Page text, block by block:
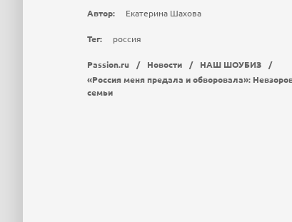
Автор: Екатерина Шахова
Тег: россия
Passion.ru / Новости / НАШ ШОУБИЗ
/
«Россия меня предала и обворовала»:
семьи